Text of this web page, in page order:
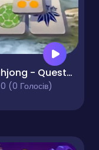
Mahjong - Quest of Japan Clans
0 (0 Голосів)